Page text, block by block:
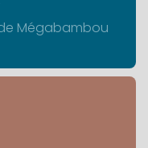
Mégabambou